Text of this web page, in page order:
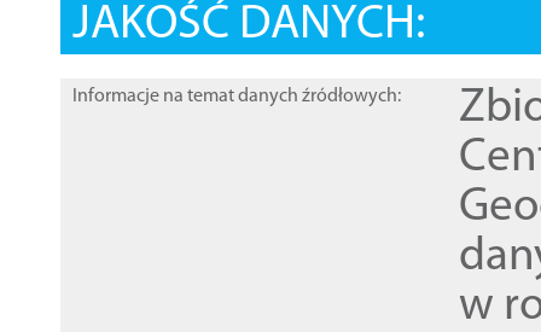
JAKOŚĆ DANYCH:
Informacje na temat danych źródłowych:
w